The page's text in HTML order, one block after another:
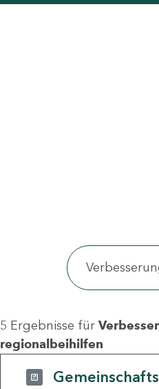
5 Ergebnisse für
regionalbeihilfen